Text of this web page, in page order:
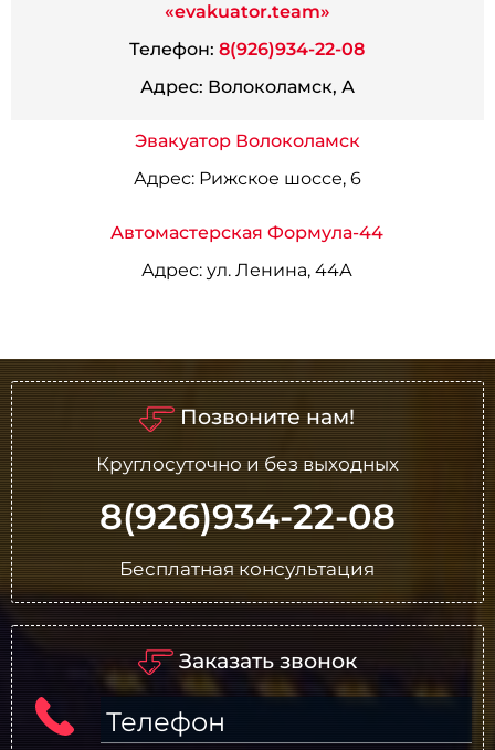
«evakuator.team»
Телефон: 8(926)934-22-08
Адрес: Волоколамск, А
Эвакуатор Волоколамск
Адрес:Рижское шоссе, 6
Автомастерская Формула-44
Адрес: ул. Ленина, 44А
Позвоните нам!
Круглосуточно и без выходных
8(926)934-22-08
Бесплатная консультация
Заказать звонок
Телефон